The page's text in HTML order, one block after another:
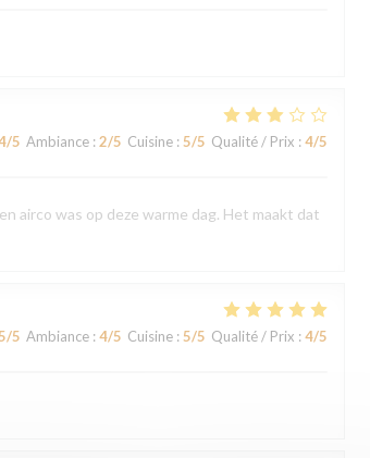
/5 Ambiance: 2/5 Cuisine: 5/5 Qualité / Prix : 4/5
airco was op deze warme dag. Het maakt dat
/5 Ambiance: 4/5 Cuisine: 5/5 Qualité / Prix : 4/5